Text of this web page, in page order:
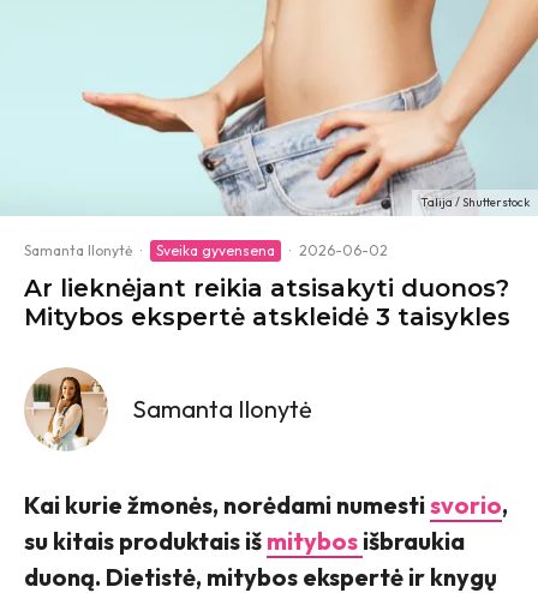
Talija / Shutterstock
Samanta Ilonytė · Sveika gyvensena · 2026-06-02
Ar lieknėjant reikia atsisakyti duonos?
Mitybos ekspertė atskleidė 3 taisykles
Samanta Ilonytė
Kai kurie žmonės, norėdami numestisvorio,
su kitais produktais iš mitybos išbraukia
duoną. Dietistė, mitybos ekspertė ir knygų